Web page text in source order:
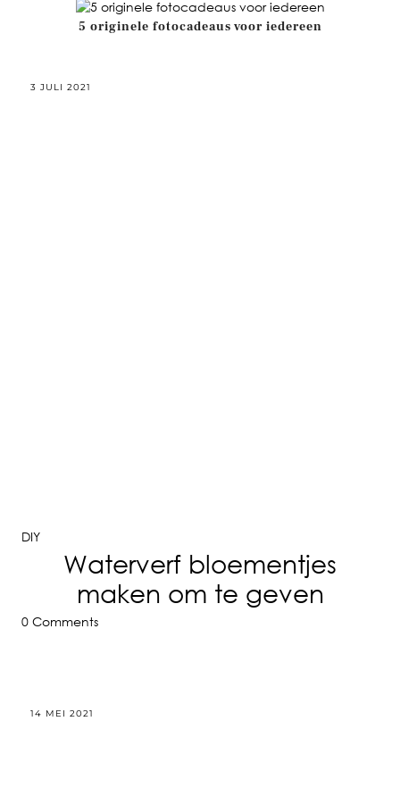
5 originele fotocadeaus voor iedereen
3 JULI 2021
DIY
Waterverf bloementjes
maken om te geven
0 Comments
14 MEI 2021